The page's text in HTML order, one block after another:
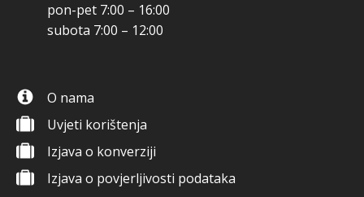
pon-pet 7:00 – 16:00
subota 7:00 – 12:00
O nama
Uvjeti korištenja
Izjava o konverziji
Izjava o povjerljivosti podataka